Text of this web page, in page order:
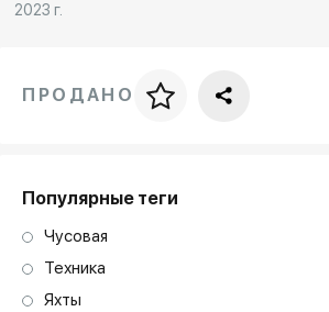
2023 г.
Цена за багет
ПРОДАНО
Популярные теги
Чусовая
Техника
Яхты